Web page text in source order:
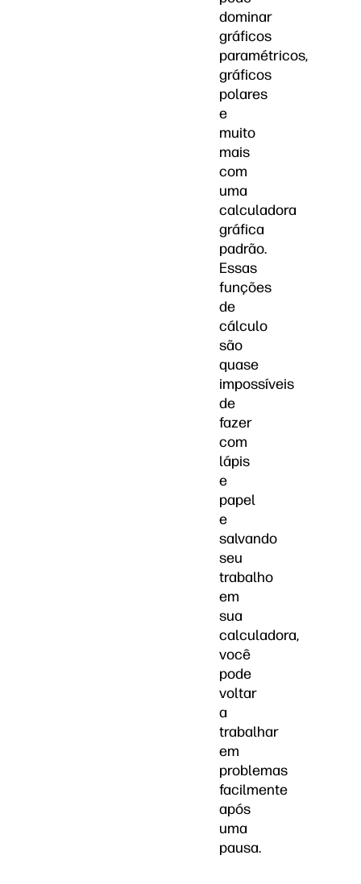
dominar
gráficos
paramétricos,
gráficos
polares
e
muito
mais
com
uma
calculadora
gráfica
padrão.
Essas
funções
de
cálculo
são
quase
impossíveis
de
fazer
com
lápis
e
papel
e
salvando
seu
trabalho
em
sua
calculadora,
você
pode
voltar
a
trabalhar
em
problemas
facilmente
após
uma
pausa.